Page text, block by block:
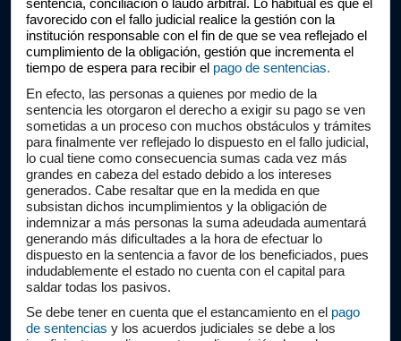
sentencia, conciliación o laudo arbitral. Lo habitual es que el
favorecido con el fallo judicial realice la gestión con la
institución responsable con el fin de que se vea reflejado el
cumplimiento de la obligación, gestión que incrementa el
tiempo de espera para recibir el pago de sentencias.
En efecto, las personas a quienes por medio de la
sentencia les otorgaron el derecho a exigir su pago se ven
sometidas a un proceso con muchos obstáculos y trámites
para finalmente ver reflejado lo dispuesto en el fallo judicial,
lo cual tiene como consecuencia sumas cada vez más
grandes en cabeza del estado debido a los intereses
generados. Cabe resaltar que en la medida en que
subsistan dichos incumplimientos y la obligación de
indemnizar a más personas la suma adeudada aumentará
generando más dificultades a la hora de efectuar lo
dispuesto en la sentencia a favor de los beneficiados, pues
indudablemente el estado no cuenta con el capital para
saldar todas los pasivos.
Se debe tener en cuenta que el estancamiento en el pago
de sentencias y los acuerdos judiciales se debe a los